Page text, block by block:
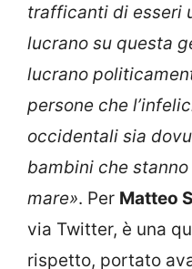
trafficanti di esseri
lucrano su questa
lucrano
persone che
occidentali sia
bambini che
mare». Per Matteo
via Twitter, è una
rispetto, portato